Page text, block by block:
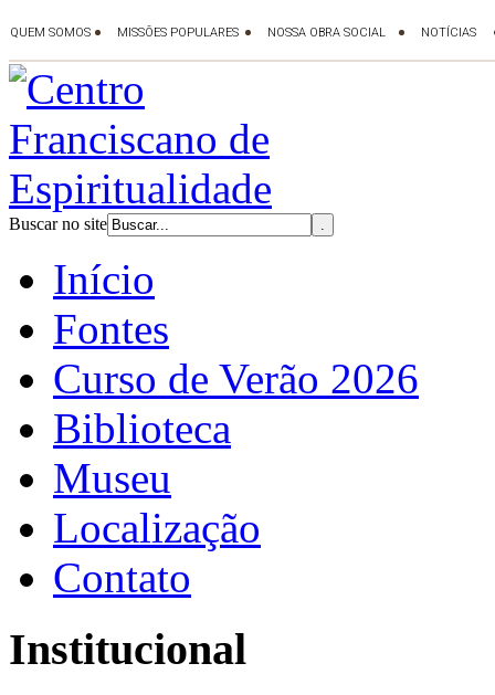
Buscar no site
Início
Fontes
Curso de Verão 2026
Biblioteca
Museu
Localização
Contato
Institucional